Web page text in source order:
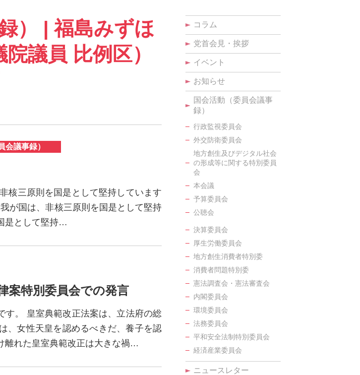
） | 福島みずほ
議員 比例区）
会議事録）
核三原則を国是として堅持しています
が国は、非核三原則を国是として堅持
是として堅持…
案特別委員会での発言
す。 皇室典範改正法案は、立法府の総
、女性天皇を認めるべきだ、養子を認
離れた皇室典範改正は大きな禍…
コラム
党首会見・挨拶
イベント
お知らせ
国会活動（委員会議事
録）
行政監視委員会
外交防衛委員会
地方創生及びデジタル社会
の形成等に関する特別委員
会
本会議
予算委員会
公聴会
決算委員会
厚生労働委員会
地方創生消費者特別委
消費者問題特別委
憲法調査会・憲法審査会
内閣委員会
環境委員会
法務委員会
平和安全法制特別委員会
経済産業委員会
ニュースレター